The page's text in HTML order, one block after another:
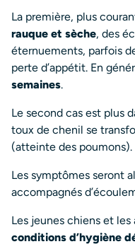
La première, plus
rauque et sèche, des
éternuements, parfois
perte d’appétit. En
semaines.
Le second cas est plus
toux de chenil se
(atteinte des poumons).
Les symptômes seront
accompagnés
Les jeunes chiens et les
conditions d’hygiène